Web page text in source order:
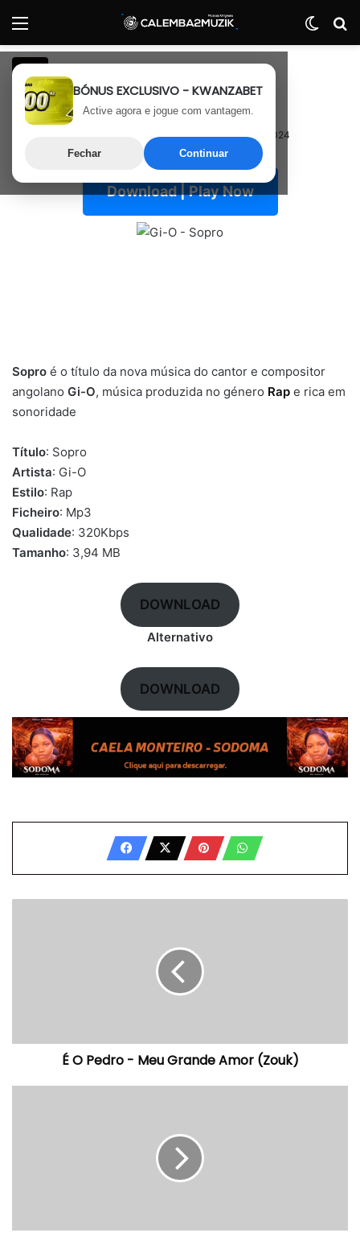
Menu
BÓNUS EXCLUSIVO - KWANZABET
Active agora e jogue com vantagem.
Fechar Continuar
Rap
Gi-O – Sopro
Última atualização: 14 de Junho, 2024
Download | Play Now
Sopro é o título da nova música do cantor e compositor
angolano Gi-O, música produzida no género Rap e rica em
sonoridade
Título: Sopro
Artista: Gi-O
Estilo: Rap
Ficheiro: Mp3
Qualidade: 320Kbps
Tamanho: 3,94 MB
DOWNLOAD
Alternativo
DOWNLOAD
É O Pedro - Meu Grande Amor (Zouk)